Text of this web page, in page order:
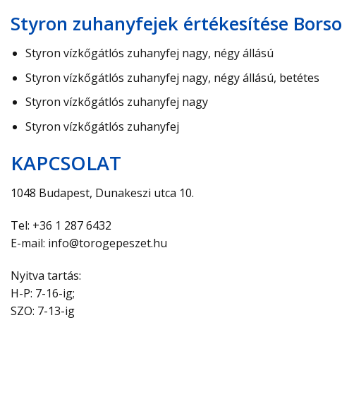
Styron zuhanyfejek értékesítése
Styron vízkőgátlós zuhanyfej nagy, négy állású
Styron vízkőgátlós zuhanyfej nagy, négy állású, betétes
Styron vízkőgátlós zuhanyfej nagy
Styron vízkőgátlós zuhanyfej
KAPCSOLAT
1048 Budapest, Dunakeszi utca 10.
Tel: +36 1 287 6432
E-mail: info@torogepeszet.hu
Nyitva tartás:
H-P: 7-16-ig;
SZO: 7-13-ig